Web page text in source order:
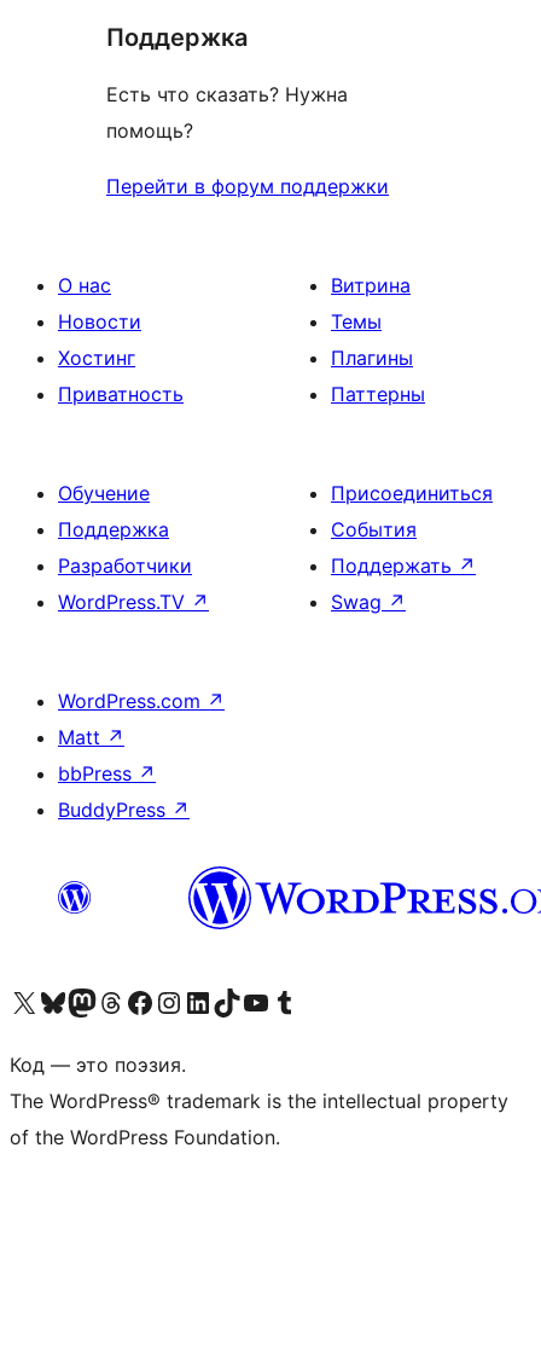
Поддержка
Есть что сказать? Нужна
помощь?
Перейти в форум поддержки
О нас
Новости
Хостинг
Приватность
Витрина
Темы
Плагины
Паттерны
Обучение
Поддержка
Разработчики
WordPress.TV ↗
Присоединиться
События
Поддержать ↗
Swag ↗
WordPress.com ↗
Matt ↗
bbPress ↗
BuddyPress ↗
Посетите нас в X (ранее Twitter)
Посетите нашу учётную запись в Bluesky
Посетите нашу ленту в Mastodon
Посетите нашу учётную запись в Threads
Посетите нашу страницу на Facebook
Посетите наш Instagram
Посетите нашу страницу в LinkedIn
Посетите нашу учётную запись в TikTok
Посетите наш канал YouTube
Посетите нашу учётную запись в Tumblr
Код — это поэзия.
The WordPress® trademark is the intellectual property
of the WordPress Foundation.